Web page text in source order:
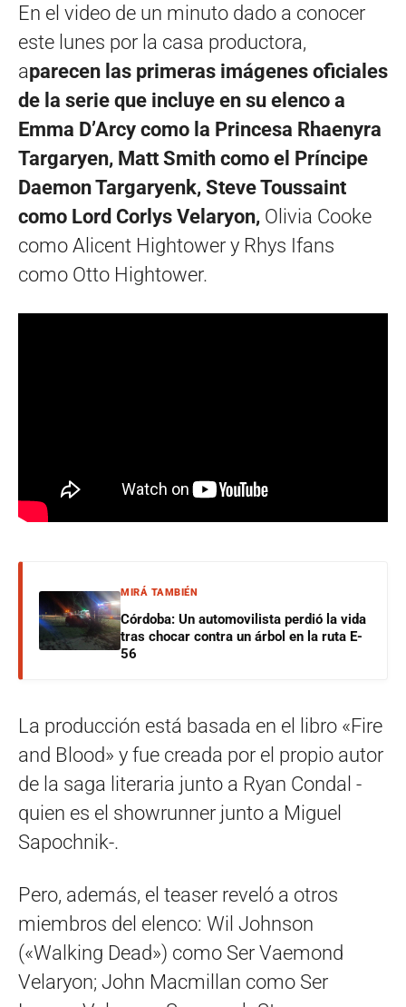
En el video de un minuto dado a conocer
este lunes por la casa productora,
aparecen las primeras imágenes oficiales
de la serie que incluye en su elenco a
Emma D’Arcy como la Princesa Rhaenyra
Targaryen, Matt Smith como el Príncipe
Daemon Targaryenk, Steve Toussaint
como Lord Corlys Velaryon, Olivia Cooke
como Alicent Hightower y Rhys Ifans
como Otto Hightower.
MIRÁ TAMBIÉN
Córdoba: Un automovilista perdió la vida
tras chocar contra un árbol en la ruta E-
56
La producción está basada en el libro «Fire
and Blood» y fue creada por el propio autor
de la saga literaria junto a Ryan Condal -
quien es el showrunner junto a Miguel
Sapochnik-.
Pero, además, el teaser reveló a otros
miembros del elenco: Wil Johnson
(«Walking Dead») como Ser Vaemond
Velaryon; John Macmillan como Ser